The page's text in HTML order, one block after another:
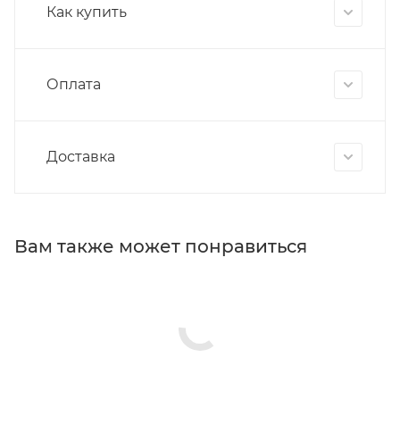
Как купить
Оплата
Доставка
Вам также может понравиться